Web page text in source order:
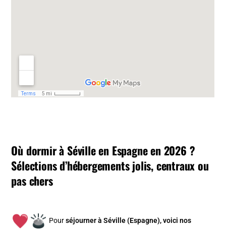
Où dormir à Séville en Espagne en 2026 ?
Sélections d’hébergements jolis, centraux ou
pas chers
Pourséjourner à Séville (Espagne), voici nos